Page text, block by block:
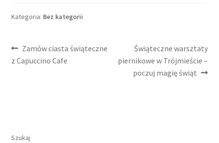
Kategoria: Bez kategorii
Nawigacja
wpisu
Poprzedni
wpis:
Zamów ciasta świąteczne
z Capuccino Cafe
Następny
wpis:
Świąteczne warsztaty
piernikowe w Trójmieście –
poczuj magię świąt
Szukaj